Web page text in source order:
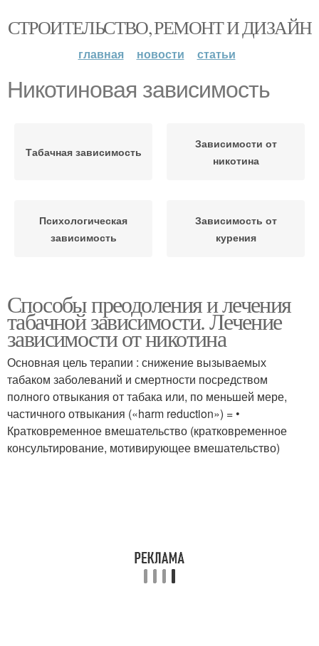
СТРОИТЕЛЬСТВО, РЕМОНТ И ДИЗАЙН
главная новости статьи
Никотиновая зависимость
Табачная зависимость
Зависимости от
никотина
Психологическая
зависимость
Зависимость от
курения
Способы преодоления и лечения
табачной зависимости. Лечение
зависимости от никотина
Основная цель терапии : снижение вызываемых
табаком заболеваний и смертности посредством
полного отвыкания от табака или, по меньшей мере,
частичного отвыкания («harm reduction») = •
Кратковременное вмешательство (кратковременное
консультирование, мотивирующее вмешательство)